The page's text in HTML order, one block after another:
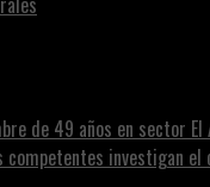
de 49 años en sector El
competentes investigan el